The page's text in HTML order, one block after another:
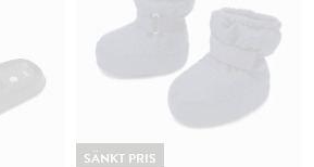
SÄNKT PRIS